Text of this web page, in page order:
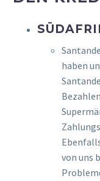
haben
von uns